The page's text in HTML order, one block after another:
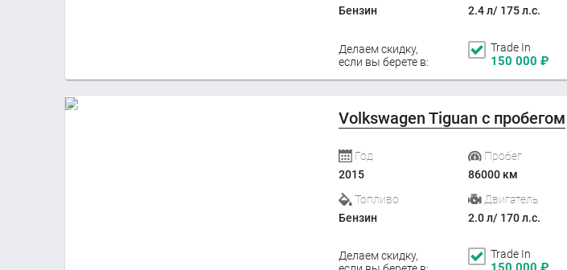
Бензин
2.4 л/ 175 л.с.
Делаем скидку,
если вы берете в:
Trade In
150 000 ₽
Volkswagen Tiguan с пробегом
Год
2015
Пробег
86000 км
Топливо
Бензин
Двигатель
2.0 л/ 170 л.с.
Делаем скидку,
Trade In